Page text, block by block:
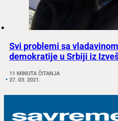
Svi problemi sa
demokratije u Srbiji iz
11 MINUTA ČITANJA
27. 03. 2021.